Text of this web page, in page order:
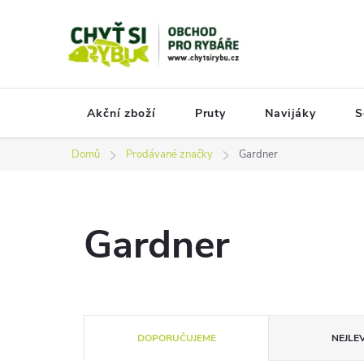
Akční zboží Pruty Navijáky
Domů Prodávané značky Gardner
Gardner
a
DOPORUČUJEME